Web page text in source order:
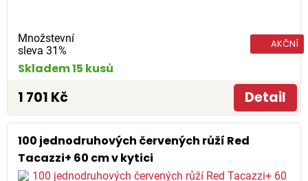
Množstevní
sleva 31%
AKČNÍ
Skladem 15 kusů
1 701 Kč Detail
100 jednodruhových červených růží Red
Tacazzi+ 60 cm v kytici